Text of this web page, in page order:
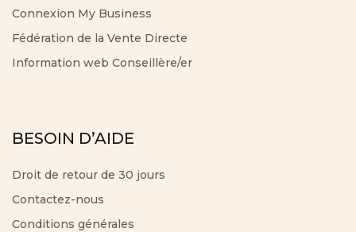
Connexion My Business
Fédération de la Vente Directe
Information web Conseillère/er
BESOIN D’AIDE
Droit de retour de 30 jours
Contactez-nous
Conditions générales